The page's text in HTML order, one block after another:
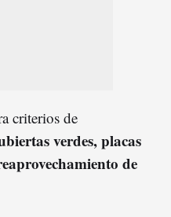
criterios de
verdes, placas
de